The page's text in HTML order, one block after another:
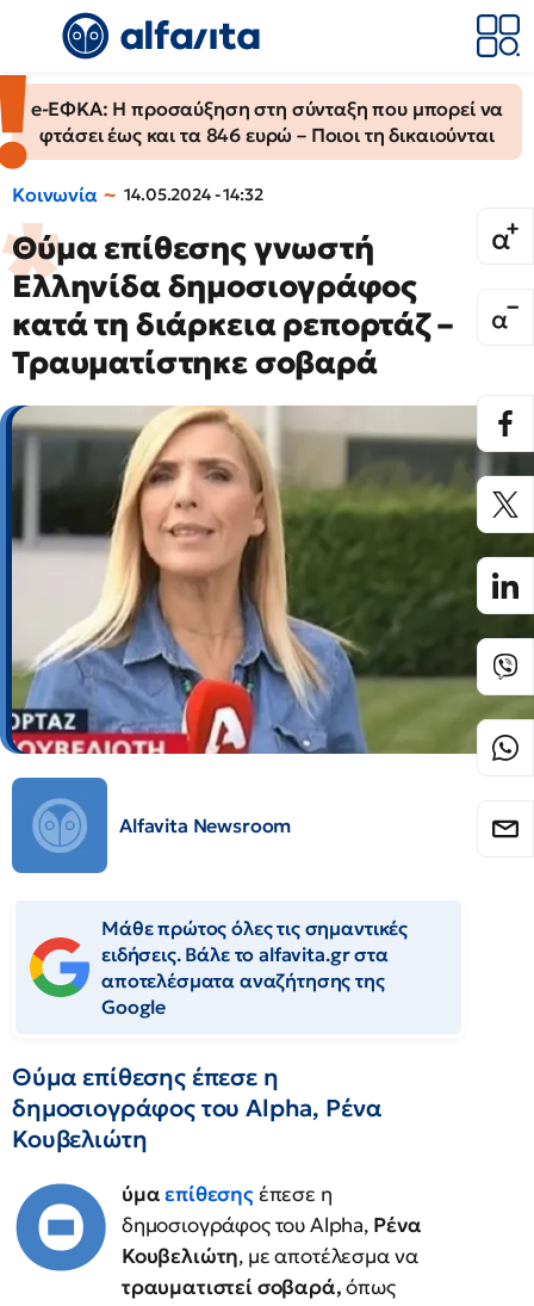
e-ΕΦΚΑ: Η προσαύξηση στη σύνταξη που μπορεί να
φτάσει έως και τα 846 ευρώ – Ποιοι τη δικαιούνται
Κοινωνία 14.05.2024 - 14:32
Θύμα επίθεσης γνωστή
Ελληνίδα δημοσιογράφος
κατά τη διάρκεια ρεπορτάζ –
Τραυματίστηκε σοβαρά
Alfavita Newsroom
Μάθε πρώτος όλες τις σημαντικές
ειδήσεις. Βάλε το alfavita.gr στα
αποτελέσματα αναζήτησης της
Google
Θύμα επίθεσης έπεσε η
δημοσιογράφος του Alpha, Ρένα
Κουβελιώτη
Θ ύμαεπίθεσηςέπεσε η
δημοσιογράφος του Alpha, Ρένα
Κουβελιώτη, με αποτέλεσμα να
τραυματιστεί σοβαρά,όπως